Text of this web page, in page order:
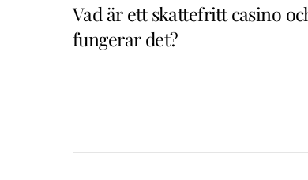
Vad är ett skattefritt casino
fungerar det?